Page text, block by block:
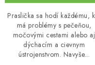
Praslička sa hodí každému,
má problémy s pečeňou,
močovými cestami alebo aj
dýchacím a cievnym
ústrojenstvom. Navyše...